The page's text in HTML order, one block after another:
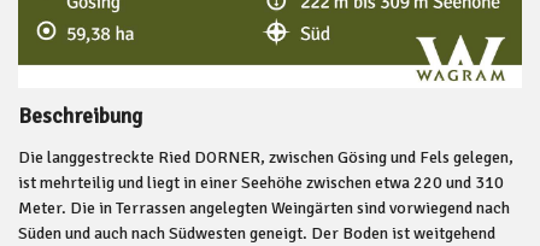
Beschreibung
Die langgestreckte Ried DORNER, zwischen Gösing und Fels gelegen,
ist mehrteilig und liegt in einer Seehöhe zwischen etwa 220 und 310
Meter. Die in Terrassen angelegten Weingärten sind vorwiegend nach
Süden und auch nach Südwesten geneigt. Der Boden ist weitgehend